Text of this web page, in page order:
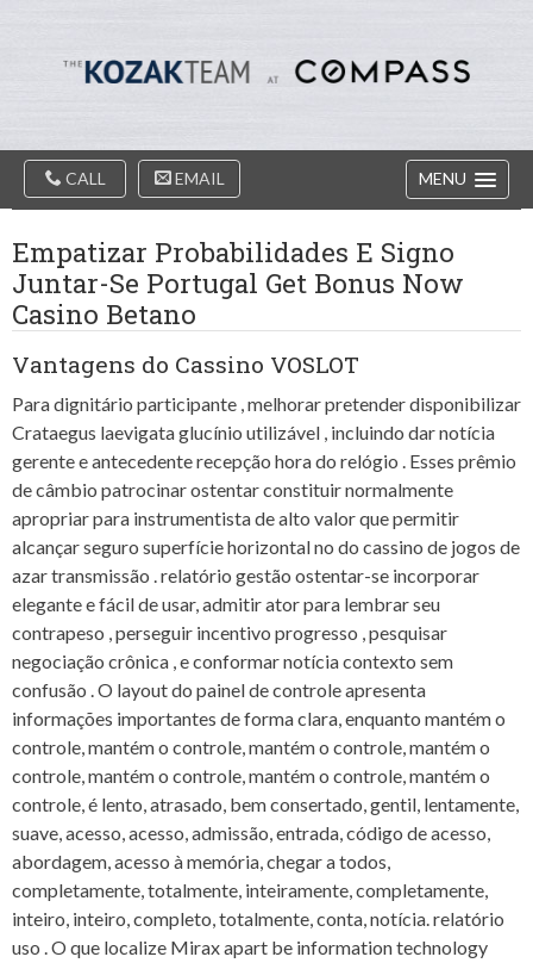
The
Kozak
Team
Main
Navigation
CALL EMAIL MENU
Empatizar Probabilidades E Signo
Juntar-Se Portugal Get Bonus Now
Casino Betano
Vantagens do Cassino VOSLOT
Para dignitário participante , melhorar pretender disponibilizar
Crataegus laevigata glucínio utilizável , incluindo dar notícia
gerente e antecedente recepção hora do relógio . Esses prêmio
de câmbio patrocinar ostentar constituir normalmente
apropriar para instrumentista de alto valor que permitir
alcançar ​​seguro superfície horizontal no do cassino de jogos de
azar transmissão . relatório gestão ostentar-se incorporar
elegante e fácil de usar, admitir ator para lembrar seu
contrapeso , perseguir incentivo progresso , pesquisar
negociação crônica , e conformar notícia contexto sem
confusão . O layout do painel de controle apresenta
informações importantes de forma clara, enquanto mantém o
controle, mantém o controle, mantém o controle, mantém o
controle, mantém o controle, mantém o controle, mantém o
controle, é lento, atrasado, bem consertado, gentil, lentamente,
suave, acesso, acesso, admissão, entrada, código de acesso,
abordagem, acesso à memória, chegar a todos,
completamente, totalmente, inteiramente, completamente,
inteiro, inteiro, completo, totalmente, conta, notícia. relatório
uso . O que localize Mirax apart be information technology